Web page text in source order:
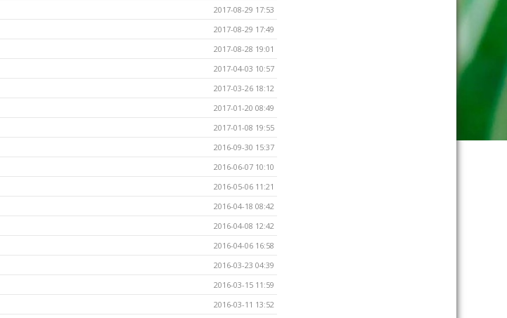
2017-08-29 17:53
2017-08-29 17:49
2017-08-28 19:01
2017-04-03 10:57
2017-03-26 18:12
2017-01-20 08:49
2017-01-08 19:55
2016-09-30 15:37
2016-06-07 10:10
2016-05-06 11:21
2016-04-18 08:42
2016-04-08 12:42
2016-04-06 16:58
2016-03-23 04:39
2016-03-15 11:59
2016-03-11 13:52